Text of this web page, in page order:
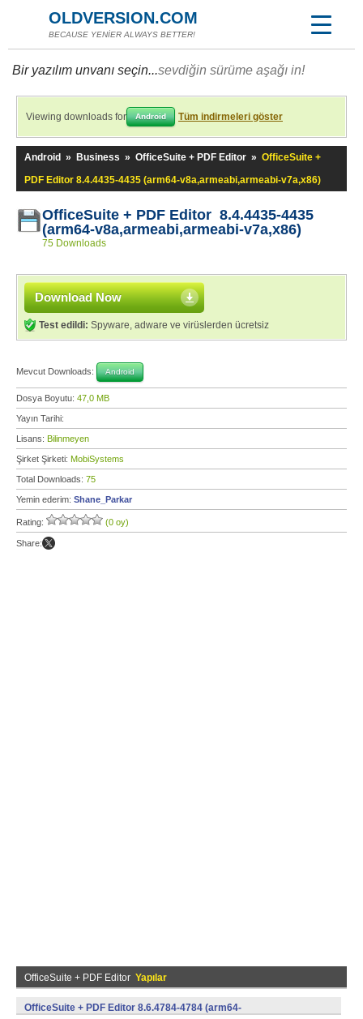
OLDVERSION.COM
BECAUSE YENİER ALWAYS BETTER!
Bir yazılım unvanı seçin...sevdiğin sürüme aşağı in!
Viewing downloads for Android Tüm indirmeleri göster
Android » Business » OfficeSuite + PDF Editor » OfficeSuite +
PDF Editor 8.4.4435-4435 (arm64-v8a,armeabi,armeabi-v7a,x86)
OfficeSuite + PDF Editor 8.4.4435-4435
(arm64-v8a,armeabi,armeabi-v7a,x86)
75 Downloads
Download Now
Test edildi: Spyware, adware ve virüslerden ücretsiz
Mevcut Downloads: Android
Dosya Boyutu: 47,0 MB
Yayın Tarihi:
Lisans: Bilinmeyen
Şirket Şirketi: MobiSystems
Total Downloads: 75
Yemin ederim: Shane_Parkar
Rating: (0 oy)
Share:
OfficeSuite + PDF Editor Yapılar
OfficeSuite + PDF Editor 8.6.4784-4784 (arm64-